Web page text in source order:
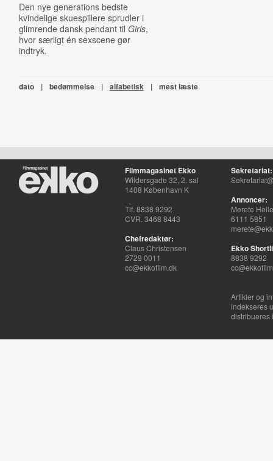
Den nye generations bedste
kvindelige skuespillere sprudler i
glimrende dansk pendant til Girls,
hvor særligt én sexscene gør
indtryk.
dato | bedømmelse | alfabetisk | mest læste
Filmmagasinet Ekko
Wildersgade 32, 2. sal
1408 København K
Tlf. 8838 9292
CVR. 3468 8443
Chefredaktør:
Claus Christensen
2729 0011
cc@ekkofilm.dk
Sekretariat:
Annoncer:
Merete
6111 5851
Ekko
8838 9292
Artikler og
indekseres
distribueres